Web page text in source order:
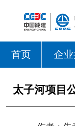
首页 企
太子河项目